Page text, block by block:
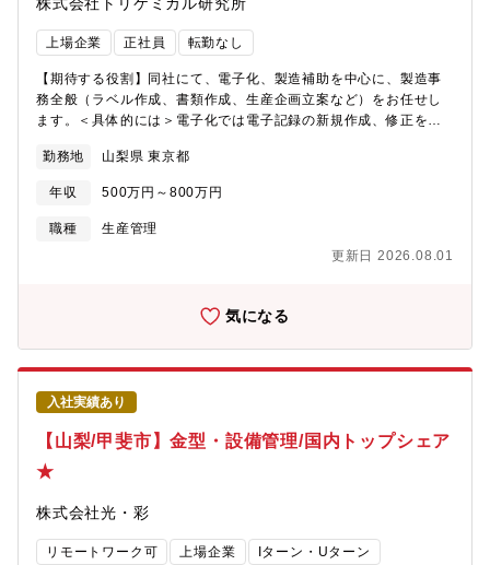
態。そこの課長・主幹（専門職）として配属【シャトレーゼのこ
こがいい】◎世界1000店舗以上の安定基盤◎業種未経験歓迎◎各
種手当・休暇制度充実◎4年連続で基本給与アップを実現◎4年連
あり）
上場企業 正社員 転勤なし
【期待する役割】同社にて、電子化、製造補助を中心に、製造事
務全般（ラベル作成、書類作成、生産企画立案など）をお任せし
ます。＜具体的には＞電子化では電子記録の新規作成、修正を行
していただきます。また、入力業務やスキャン、資料作成などの
事務全般を行っていただきます。製造補助は、製造担当者が困っ
ていた際、コミュニケーションをとり問題解決へ繋げます。その
ための調査や資料作成、アイデア出しもお願いすることがありま
ございます。【組織構成】グループリーダー30代-1名、グループ
ケーションが活発で意見交換等しやすい環境となっています。
【魅力】★同社は半導体製造に欠かせない高純度化学薬品の分野
で業界をリードする企業です。最先端の技術を駆使した製品は、
国内外の主要半導体メーカーから高い評価を受けており、成長を
続ける半導体市場の一翼を担っています。★充実したワークライ
フバランスと働きやすさ年間休日182日、月の残業時間は20時間
以下と、プライベートと仕事を両立しやすい環境が整っていま
す。クリーンで快適な作業環境が確保されており、離職率も低
く、安心して長く働ける職場です。社員の成長を支援する研修や
通勤している従業員も多く、上野原駅まで電車で来ていただけれ
ば、上野原駅～会社までは送迎バスのご用意がございます。（マ
イカー通勤も可能です。）
勤務地 山梨県 東京都
年収 500万円～800万円
職種
生産管理
更新日 2026.08.01
気になる
入社実績あり
【山梨/甲斐市】金型・設備管理/国内トップシェア
★
株式会社光・彩
リモートワーク可 上場企業
Iターン・Uターン